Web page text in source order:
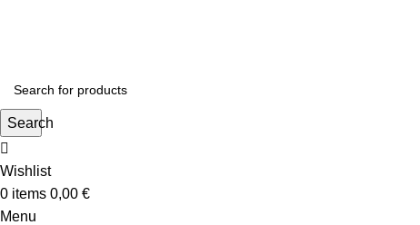
Search
Wishlist
0 items 0,00 €
Menu